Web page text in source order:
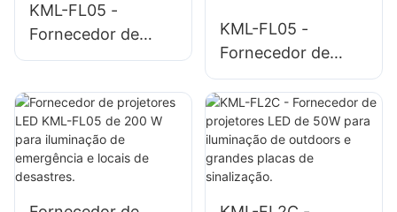
KML-FL05 -
Fornecedor de
projetores LED de
iluminação de
fachadas de
edifícios e
canteiros de obras.
KML-FL05 -
Fornecedor de
projetores LED de
150 W para
iluminação de
estacionamentos e
áreas de